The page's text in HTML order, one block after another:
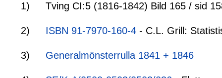
1) Tving CI:5 (1816-1842) Bild 165 / sid
2) ISBN 91-7970-160-4 - C.L. Grill:
3) Generalmönsterrulla 1841 + 1846